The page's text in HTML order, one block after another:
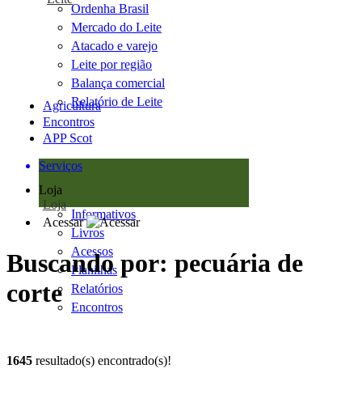
Ordenha Brasil
Mercado do Leite
Atacado e varejo
Leite por região
Balança comercial
Relatório de Leite
Agricultura
Encontros
APP Scot
Serviços
Loja
Loja
Informativos
Livros
Acessos
Planilhas
Relatórios
Encontros
Acessar
Buscando por: pecuária de
corte
1645 resultado(s) encontrado(s)!